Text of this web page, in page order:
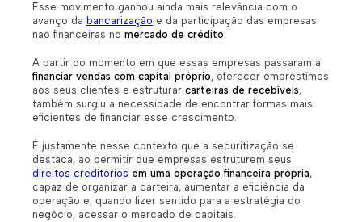
Esse movimento ganhou ainda mais relevância com o
avanço da bancarização e da participação das empresas
não financeiras no mercado de crédito.
A partir do momento em que essas empresas passaram a
financiar vendas com capital próprio, oferecer empréstimos
aos seus clientes e estruturar carteiras de recebíveis,
também surgiu a necessidade de encontrar formas mais
eficientes de financiar esse crescimento.
É justamente nesse contexto que a securitização se
destaca, ao permitir que empresas estruturem seus
direitos creditórios em uma operação financeira própria,
capaz de organizar a carteira, aumentar a eficiência da
operação e, quando fizer sentido para a estratégia do
negócio, acessar o mercado de capitais.